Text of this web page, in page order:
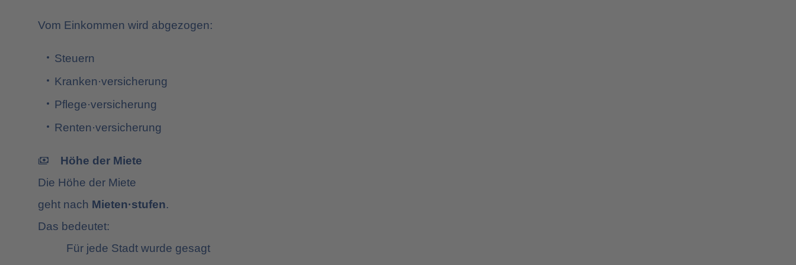
Vom Einkommen wird abgezogen:
Steuern
Kranken·versicherung
Pflege·versicherung
Renten·versicherung
payments Höhe der Miete
Die Höhe der Miete
geht nach Mieten·stufen.
Das bedeutet:
Für jede Stadt wurde gesagt